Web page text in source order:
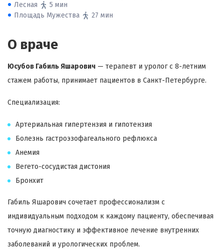
Лесная
5 мин
Площадь Мужества
27 мин
О враче
Юсубов Габиль Яшарович — терапевт и уролог с 8-летним
стажем работы, принимает пациентов в Санкт-Петербурге.
Специализация:
Артериальная гипертензия и гипотензия
Болезнь гастроэзофагеального рефлюкса
Анемия
Вегето-сосудистая дистония
Бронхит
Габиль Яшарович сочетает профессионализм с
индивидуальным подходом к каждому пациенту, обеспечивая
точную диагностику и эффективное лечение внутренних
заболеваний и урологических проблем.